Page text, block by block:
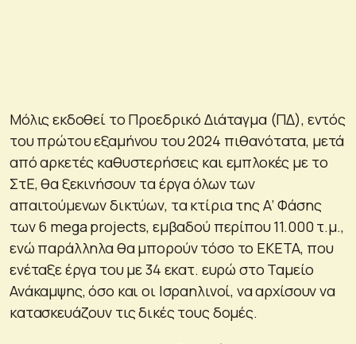
Mόλις εκδοθεί το Προεδρικό Διάταγμα (ΠΔ), εντός
του πρώτου εξαμήνου του 2024 πιθανότατα, μετά
από αρκετές καθυστερήσεις και εμπλοκές με το
ΣτΕ, θα ξεκινήσουν τα έργα όλων των
απαιτούμενων δικτύων, τα κτίρια της Α’ Φάσης
των 6 mega projects, εμβαδού περίπου 11.000 τ.μ.,
ενώ παράλληλα θα μπορούν τόσο το ΕΚΕΤΑ, που
ενέταξε έργα του με 34 εκατ. ευρώ στο Ταμείο
Ανάκαμψης, όσο και οι Ισραηλινοί, να αρχίσουν να
κατασκευάζουν τις δικές τους δομές.